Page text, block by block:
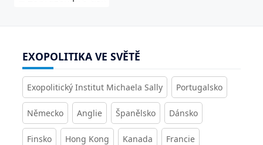
EXOPOLITIKA VE SVĚTĚ
Exopolitický Institut Michaela Sally Portugalsko
Německo Anglie Španělsko Dánsko
Finsko Hong Kong Kanada Francie